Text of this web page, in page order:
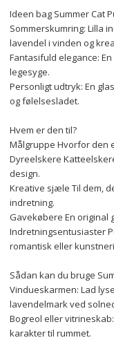
Ideen bag Summer Cat
Sommerskumring: Lilla
lavendel i vinden og
Fantasifuld elegance:
legesyge.
Personligt udtryk: En
og følelsesladet.
Hvem er den til?
Målgruppe Hvorfor den
Dyreelskere
design.
Kreative sjæle Til dem,
indretning.
Gavekøbere En original
Indretningsentusiaster
romantisk eller
Sådan kan du bruge
Vindueskarmen: Lad
lavendelmark ved
Bogreol eller
karakter til rummet.